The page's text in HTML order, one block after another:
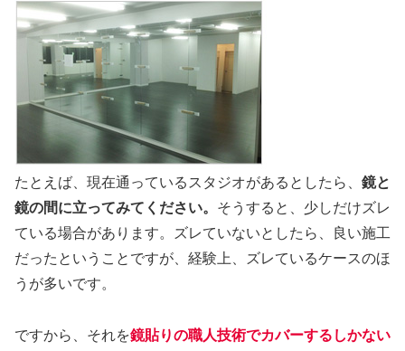
たとえば、現在通っているスタジオがあるとしたら、 鏡と
鏡の間に立ってみてください。 そうすると、少しだけズレ
ている場合があります。ズレていないとしたら、良い施工
だったということですが、経験上、ズレているケースのほ
うが多いです。
ですから、それを鏡貼りの職人技術でカバーするしかない